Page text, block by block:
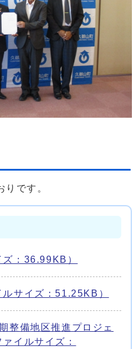
です。
：36.99KB）
サイズ：51.25KB）
整備地区推進プロジェ
イルサイズ：